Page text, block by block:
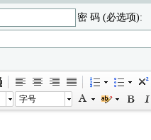
密 码 (必选项):
字号